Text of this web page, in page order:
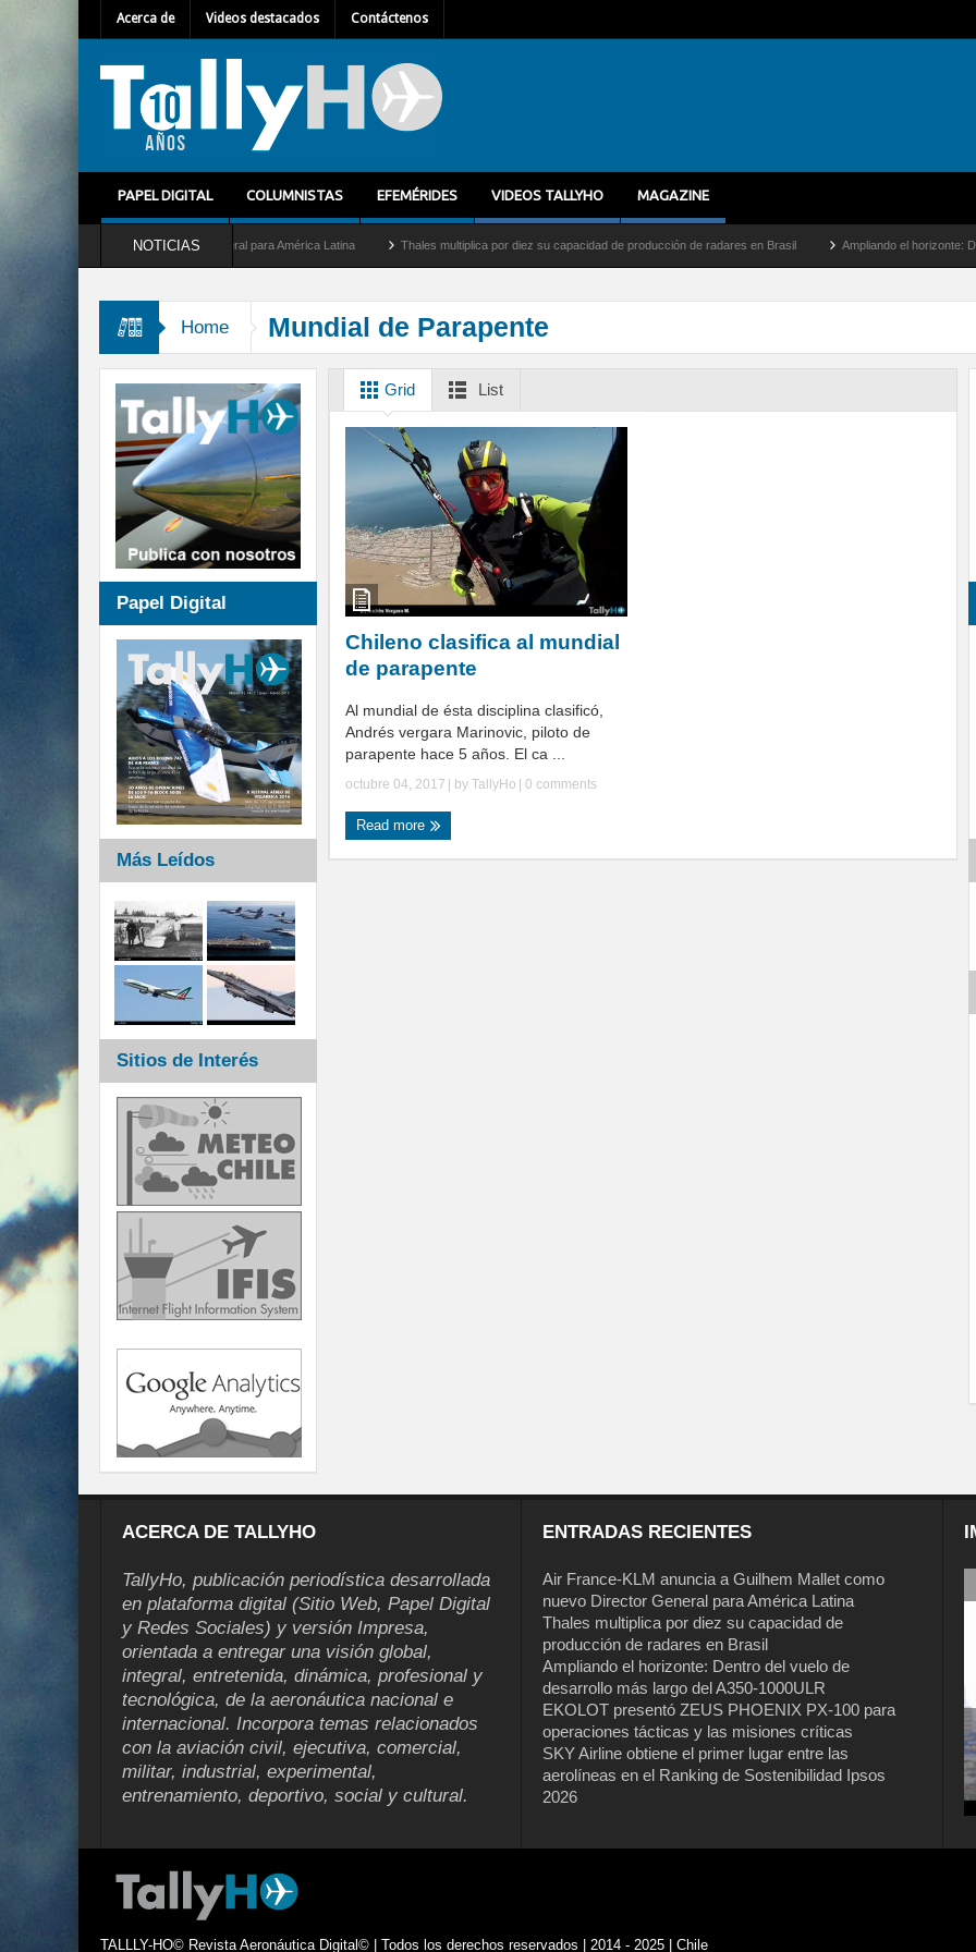
Acerca de Videos destacados Contáctenos
PAPEL DIGITAL COLUMNISTAS EFEMÉRIDES VIDEOS TALLYHO MAGAZINE
NOTICIAS
Mallet como nuevo Director General para América Latina Thales multiplica por diez su capacidad de producción de radares en Brasil Ampliando el horizonte: Dentro
Home Mundial de Parapente
Grid List
Chileno clasifica al mundial
de parapente
Al mundial de ésta disciplina clasificó,
Andrés vergara Marinovic, piloto de
parapente hace 5 años. El ca ...
octubre 04, 2017 | by TallyHo 0 comments
Read more
Papel Digital
Más Leídos
Sitios de Interés
ACERCA DE TALLYHO
TallyHo, publicación periodística desarrollada
en plataforma digital (Sitio Web, Papel Digital
y Redes Sociales) y versión Impresa,
orientada a entregar una visión global,
integral, entretenida, dinámica, profesional y
tecnológica, de la aeronáutica nacional e
internacional. Incorpora temas relacionados
con la aviación civil, ejecutiva, comercial,
militar, industrial, experimental,
entrenamiento, deportivo, social y cultural.
ENTRADAS RECIENTES
Air France-KLM anuncia a Guilhem Mallet como
nuevo Director General para América Latina
Thales multiplica por diez su capacidad de
producción de radares en Brasil
Ampliando el horizonte: Dentro del vuelo de
desarrollo más largo del A350-1000ULR
EKOLOT presentó ZEUS PHOENIX PX-100 para
operaciones tácticas y las misiones críticas
SKY Airline obtiene el primer lugar entre las
aerolíneas en el Ranking de Sostenibilidad Ipsos
2026
TALLLY-HO© Revista Aeronáutica Digital© | Todos los derechos reservados | 2014 - 2025 | Chile